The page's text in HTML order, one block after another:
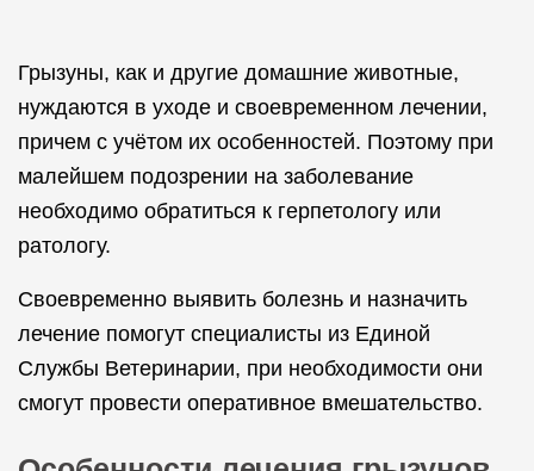
Грызуны, как и другие домашние животные,
нуждаются в уходе и своевременном лечении,
причем с учётом их особенностей. Поэтому при
малейшем подозрении на заболевание
необходимо обратиться к герпетологу или
ратологу.
Своевременно выявить болезнь и назначить
лечение помогут специалисты из Единой
Службы Ветеринарии, при необходимости они
смогут провести оперативное вмешательство.